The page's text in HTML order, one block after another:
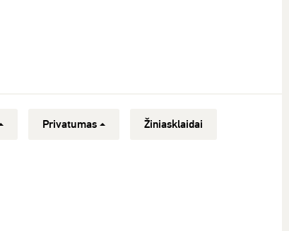
Privatumas Žiniasklaidai